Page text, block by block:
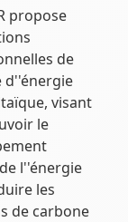
propose
de
d''énergie
visant
le
l''énergie
les
de carbone